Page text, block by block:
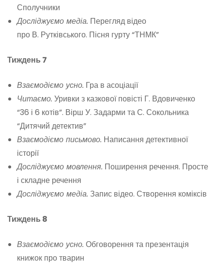
Сполучники
Досліджуємо медіа. Перегляд відео
про В. Рутківського. Пісня гурту “ТНМК”
Тиждень 7
Взаємодіємо усно. Гра в асоціації
Читаємо. Уривки з казкової повісті Г. Вдовиченко
“36 і 6 котів”. Вірш У. Задарми та С. Сокольника
“Дитячий детектив”
Взаємодіємо письмово. Написання детективної
історії
Досліджуємо мовлення. Поширення речення. Просте
і складне речення
Досліджуємо медіа. Запис відео. Створення коміксів
Тиждень 8
Взаємодіємо усно. Обговорення та презентація
книжок про тварин